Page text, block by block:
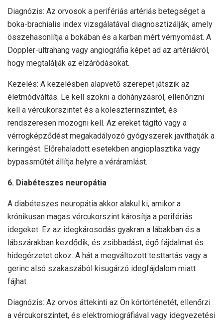
Diagnózis: Az orvosok a perifériás artériás betegséget a
boka-brachialis index vizsgálatával diagnosztizálják, amely
összehasonlítja a bokában és a karban mért vérnyomást. A
Doppler-ultrahang vagy angiográfia képet ad az artériákról,
hogy megtalálják az elzáródásokat.
Kezelés: A kezelésben alapvető szerepet játszik az
életmódváltás. Le kell szokni a dohányzásról, ellenőrizni
kell a vércukorszintet és a koleszterinszintet, és
rendszeresen mozogni kell. Az ereket tágító vagy a
vérrögképződést megakadályozó gyógyszerek javíthatják a
keringést. Előrehaladott esetekben angioplasztika vagy
bypassműtét állítja helyre a véráramlást.
6. Diabéteszes neuropátia
A diabéteszes neuropátia akkor alakul ki, amikor a
krónikusan magas vércukorszint károsítja a perifériás
idegeket. Ez az idegkárosodás gyakran a lábakban és a
lábszárakban kezdődik, és zsibbadást, égő fájdalmat és
hidegérzetet okoz. A hát a megváltozott testtartás vagy a
gerinc alsó szakaszából kisugárzó idegfájdalom miatt
fájhat.
Diagnózis: Az orvos áttekinti az Ön kórtörténetét, ellenőrzi
a vércukorszintet, és elektromiográfiával vagy idegvezetési